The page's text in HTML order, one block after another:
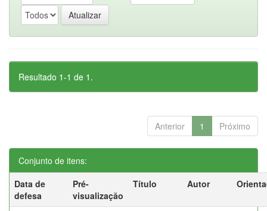
Resultado 1-1 de 1.
Anterior 1 Próximo
Conjunto de itens:
Data de
defesa
Pré-
visualização
Título Autor